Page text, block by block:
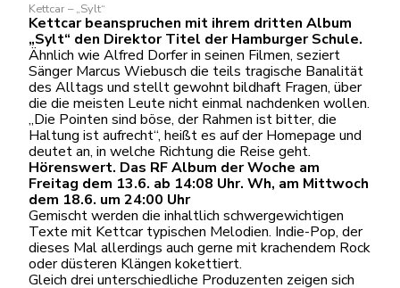
Kettcar – „Sylt“
Kettcar beanspruchen mit ihrem dritten Album
„Sylt“ den Direktor Titel der Hamburger Schule.
Ähnlich wie Alfred Dorfer in seinen Filmen, seziert
Sänger Marcus Wiebusch die teils tragische Banalität
des Alltags und stellt gewohnt bildhaft Fragen, über
die die meisten Leute nicht einmal nachdenken wollen.
„Die Pointen sind böse, der Rahmen ist bitter, die
Haltung ist aufrecht“, heißt es auf der Homepage und
deutet an, in welche Richtung die Reise geht.
Hörenswert. Das RF Album der Woche am
Freitag dem 13.6. ab 14:08 Uhr. Wh, am Mittwoch
dem 18.6. um 24:00 Uhr
Gemischt werden die inhaltlich schwergewichtigen
Texte mit Kettcar typischen Melodien. Indie-Pop, der
dieses Mal allerdings auch gerne mit krachendem Rock
oder düsteren Klängen kokettiert.
Gleich drei unterschiedliche Produzenten zeigen sich